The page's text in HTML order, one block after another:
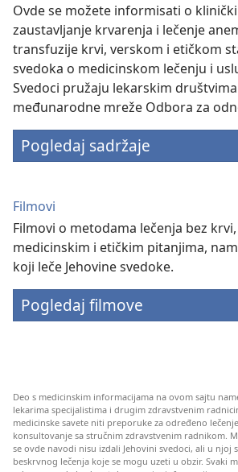
Ovde se možete informisati o
zaustavljanje krvarenja i lečenje
transfuzije krvi, verskom i etičkom
svedoka o medicinskom lečenju i
Svedoci pružaju lekarskim
međunarodne mreže Odbora za
Pogledaj sadržaje
Filmovi
Filmovi o metodama lečenja bez
medicinskim i etičkim pitanjima,
koji leče Jehovine svedoke.
Pogledaj filmove
Deo s medicinskim informacijama na ovom sajtu
lekarima specijalistima i drugim zdravstvenim
medicinske savete niti preporuke za određeno
konsultovanje sa stručnim zdravstvenim radnikom.
se ovde navodi nisu izdali Jehovini svedoci, ali u njoj
beskrvnog lečenja koje se mogu uzeti u obzir. Svaki